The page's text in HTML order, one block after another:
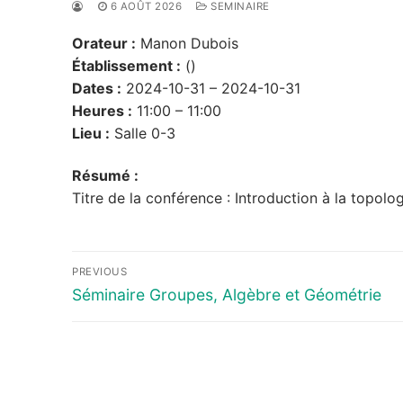
6 AOÛT 2026 SEMINAIRE
Orateur : Manon Dubois
Établissement : ()
Dates : 2024-10-31 – 2024-10-31
Heures : 11:00 – 11:00
Lieu : Salle 0-3
Résumé :
Titre de la conférence : Introduction à la
Navigation
de
PREVIOUS
Previous
Séminaire Groupes, Algèbre et Géométrie